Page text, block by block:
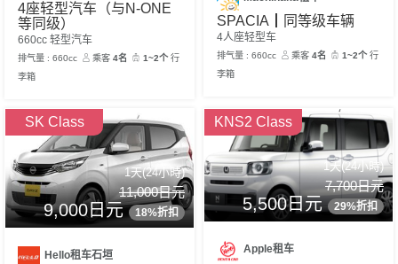
4座轻型汽车（与N-ONE
等同级）
660cc 轻型汽车
排气量 : 660cc 乘客4名 1~2个行
李箱
SPACIA┃同等级车辆
4人座轻型车
排气量 : 660cc 乘客4名 1~2个行
李箱
SK Class
1天(24小時)
11,000日元
9,000日元 18%折扣
Hello租车石垣
KNS2 Class
1天(24小時)
7,700日元
5,500日元 29%折扣
Apple租车